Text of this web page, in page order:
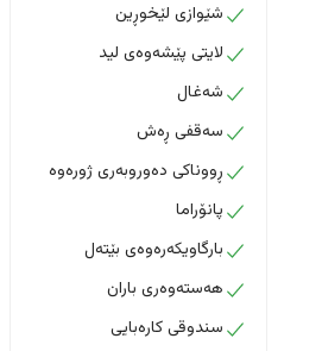
شێوازی لێخوڕین
لایتی پێشەوەی لید
شەغال
سەقفی ڕەش
ڕووناکی دەوروبەری ژورەوە
پانۆراما
بارگاویکەرەوەی بێتەل
هەستەوەری باران
سندوقی کارەبایی